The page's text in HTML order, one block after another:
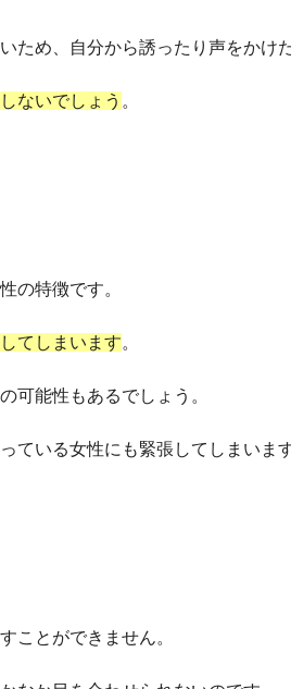
ため、自分から誘ったり声をかけ
ないでしょう 。
の特徴です。
てしまいます。
可能性もあるでしょう。
ている女性にも緊張してしまいます
ことができません。